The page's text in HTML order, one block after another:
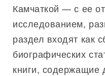
Камчаткой — с ее
исследованием,
раздел входят как
биографических
книги, содержащие